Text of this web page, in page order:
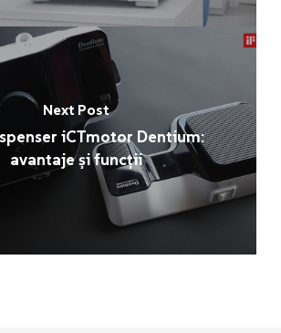
Next Post
iCTmotor Dentium:
avantaje și funcții